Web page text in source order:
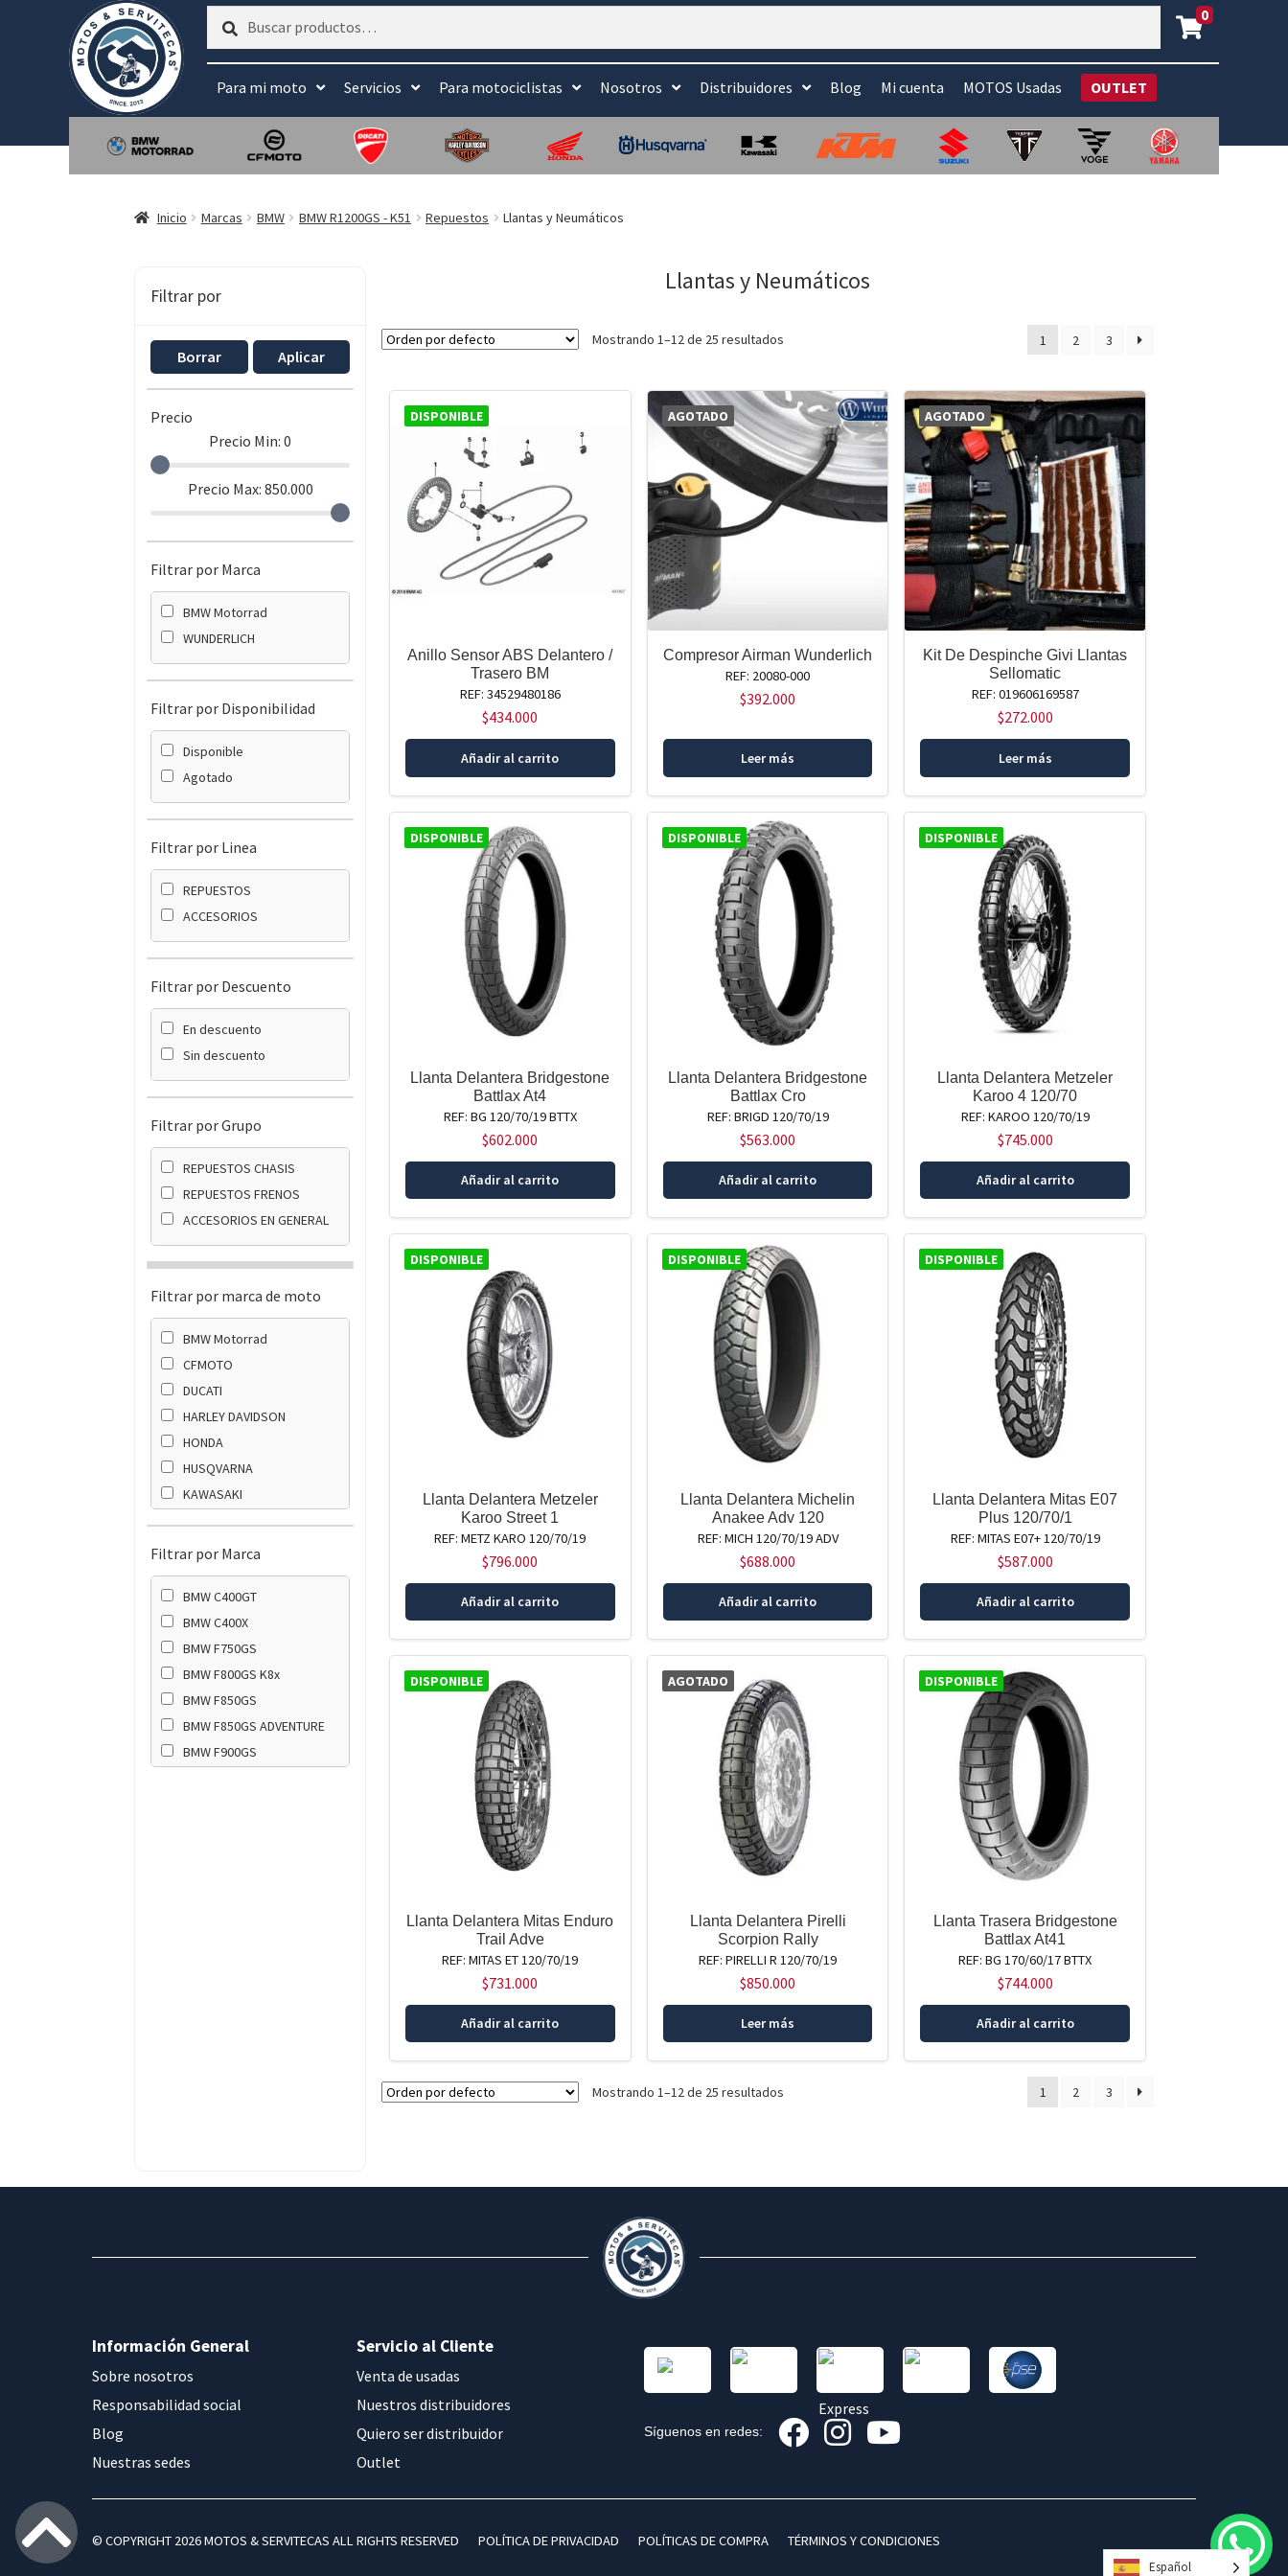
Buscar
Buscar 0
Para mi moto Servicios Para motociclistas Nosotros Distribuidores Blog Mi cuenta MOTOS Usadas OUTLET
Inicio Marcas BMW BMW R1200GS - K51 Repuestos Llantas y Neumáticos
Filtrar por
Borrar Aplicar
Precio
Precio Min:0
Precio Max: 850.000
Filtrar por Marca
BMW Motorrad
WUNDERLICH
Filtrar por Disponibilidad
Disponible
Agotado
Filtrar por Linea
REPUESTOS
ACCESORIOS
Filtrar por Descuento
En descuento
Sin descuento
Filtrar por Grupo
REPUESTOS CHASIS
REPUESTOS FRENOS
ACCESORIOS EN GENERAL
Filtrar por marca de moto
BMW Motorrad
CFMOTO
DUCATI
HARLEY DAVIDSON
HONDA
HUSQVARNA
KAWASAKI
SUZUKI
TRIUMPH
YAMAHA
Filtrar por Marca
BMW C400GT
BMW C400X
BMW F750GS
BMW F800GS K8x
BMW F850GS
BMW F850GS ADVENTURE
BMW F900GS
Llantas y Neumáticos
Mostrando 1–12 de 25 resultados 1 2 3
DISPONIBLE
Anillo Sensor ABS Delantero /
Trasero BM
REF: 34529480186
$434.000
Añadir al carrito
AGOTADO
Compresor Airman Wunderlich
REF: 20080-000
$392.000
Leer más
AGOTADO
Kit De Despinche Givi Llantas
Sellomatic
REF: 019606169587
$272.000
Leer más
DISPONIBLE
Llanta Delantera Bridgestone
Battlax At4
REF: BG 120/70/19 BTTX
$602.000
Añadir al carrito
DISPONIBLE
Llanta Delantera Bridgestone
Battlax Cro
REF: BRIGD 120/70/19
$563.000
Añadir al carrito
DISPONIBLE
Llanta Delantera Metzeler
Karoo 4 120/70
REF: KAROO 120/70/19
$745.000
Añadir al carrito
DISPONIBLE
Llanta Delantera Metzeler
Karoo Street 1
REF: METZ KARO 120/70/19
$796.000
Añadir al carrito
DISPONIBLE
Llanta Delantera Michelin
Anakee Adv 120
REF: MICH 120/70/19 ADV
$688.000
Añadir al carrito
DISPONIBLE
Llanta Delantera Mitas E07
Plus 120/70/1
REF: MITAS E07+ 120/70/19
$587.000
Añadir al carrito
DISPONIBLE
Llanta Delantera Mitas Enduro
Trail Adve
REF: MITAS ET 120/70/19
$731.000
Añadir al carrito
AGOTADO
Llanta Delantera Pirelli
Scorpion Rally
REF: PIRELLI R 120/70/19
$850.000
Leer más
DISPONIBLE
Llanta Trasera Bridgestone
Battlax At41
REF: BG 170/60/17 BTTX
$744.000
Añadir al carrito
Mostrando 1–12 de 25 resultados 1 2 3
Información General
Sobre nosotros
Responsabilidad social
Blog
Nuestras sedes
Servicio al Cliente
Venta de usadas
Nuestros distribuidores
Quiero ser distribuidor
Outlet
Síguenos en redes:
© COPYRIGHT 2026 MOTOS & SERVITECAS ALL RIGHTS RESERVED POLÍTICA DE PRIVACIDAD POLÍTICAS DE COMPRA TÉRMINOS Y CONDICIONES
Español